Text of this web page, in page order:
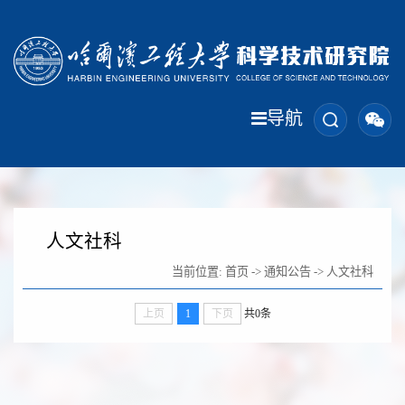
导航
人文社科
当前位置: 首页 -> 通知公告 -> 人文社科
上页 1 下页 共0条